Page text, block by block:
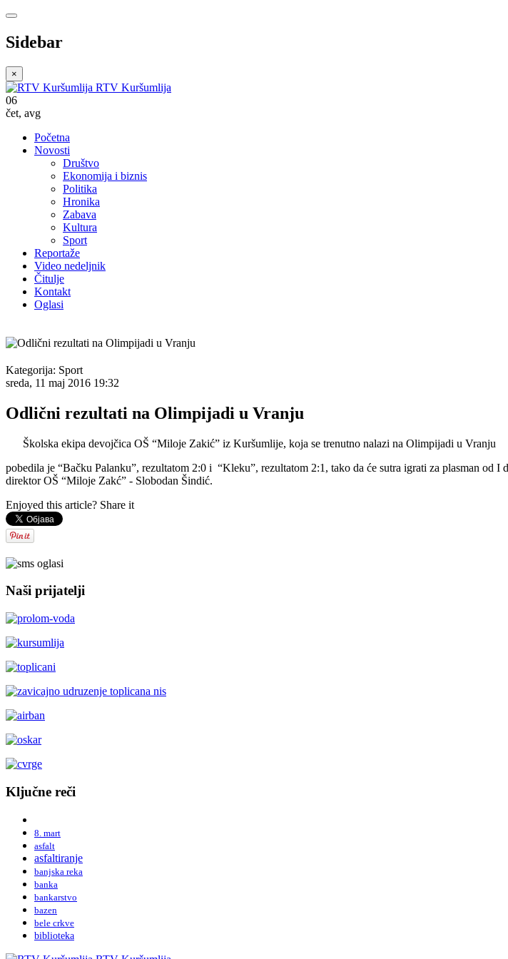
Sidebar
×
RTV Kuršumlija
06
čet, avg
Početna
Novosti
Društvo
Ekonomija i biznis
Politika
Hronika
Zabava
Kultura
Sport
Reportaže
Video nedeljnik
Čitulje
Kontakt
Oglasi
Kategorija: Sport
sreda, 11 maj 2016 19:32
Odlični rezultati na Olimpijadi u Vranju
Školska ekipa devojčica OŠ “Miloje Zakić” iz Kuršumlije, koja se trenutno nalazi na Olimpijadi u Vranju
pobedila je “Bačku Palanku”, rezultatom 2:0 i “Kleku”, rezultatom 2:1, tako da će sutra igrati za plasman
direktor OŠ “Miloje Zakć” - Slobodan Šindić.
Enjoyed this article? Share it
Naši prijatelji
Ključne reči
8. mart
asfalt
asfaltiranje
banjska reka
banka
bankarstvo
bazen
bele crkve
biblioteka